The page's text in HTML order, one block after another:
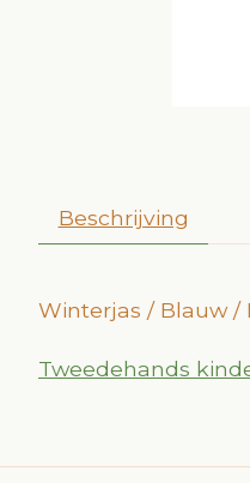
Beschrijving
Winterjas / Blauw /
Tweedehands